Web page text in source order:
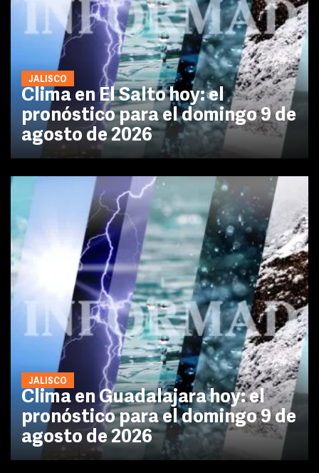
JALISCO
Clima en El Salto hoy: el
pronóstico para el domingo 9 de
agosto de 2026
JALISCO
Clima en Guadalajara hoy: el
pronóstico para el domingo 9 de
agosto de 2026